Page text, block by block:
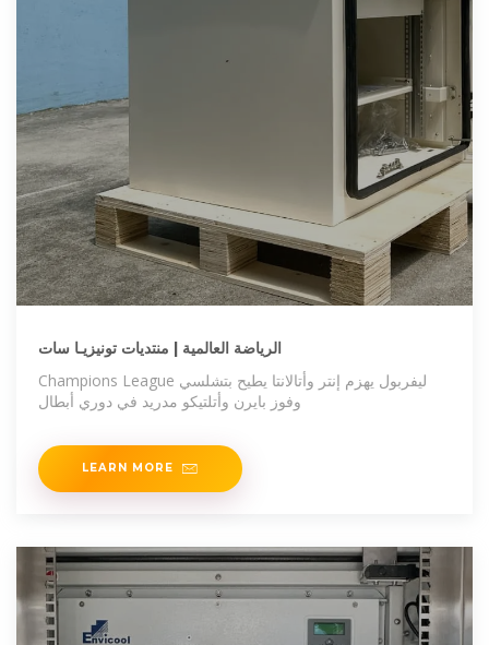
الرياضة العالمية | منتديات تونيزيـا سات
Champions League ليفربول يهزم إنتر وأتالانتا يطيح بتشلسي
وفوز بايرن وأتلتيكو مدريد في دوري أبطال
LEARN MORE